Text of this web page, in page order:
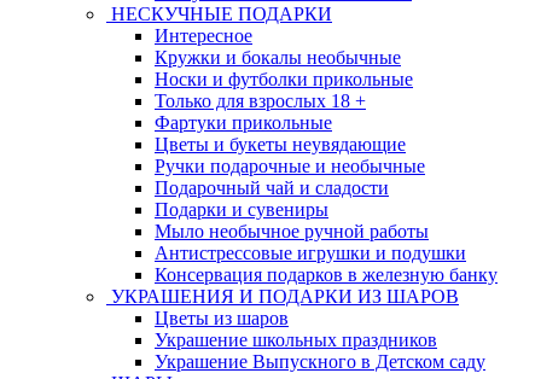
НЕСКУЧНЫЕ ПОДАРКИ
Интересное
Кружки и бокалы необычные
Носки и футболки прикольные
Только для взрослых 18 +
Фартуки прикольные
Цветы и букеты неувядающие
Ручки подарочные и необычные
Подарочный чай и сладости
Подарки и сувениры
Мыло необычное ручной работы
Антистрессовые игрушки и подушки
Консервация подарков в железную банку
УКРАШЕНИЯ И ПОДАРКИ ИЗ ШАРОВ
Цветы из шаров
Украшение школьных праздников
Украшение Выпускного в Детском саду